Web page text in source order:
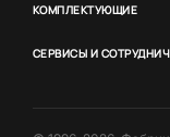
КОМПЛЕКТУЮЩИЕ
СЕРВИСЫ И